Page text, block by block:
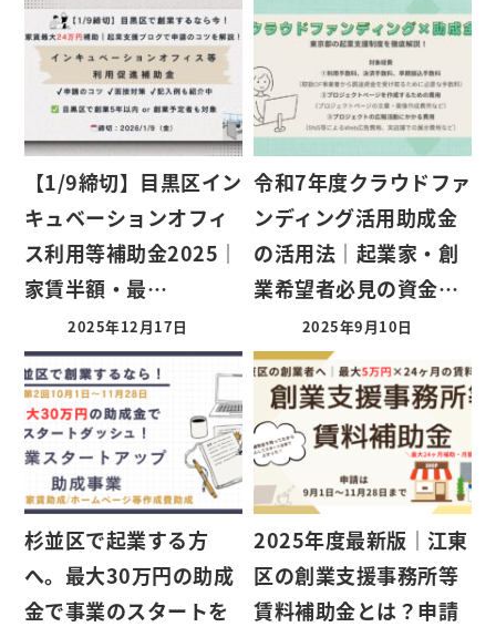
【1/9締切】目黒区イン
キュベーションオフィ
ス利用等補助金2025｜
家賃半額・最…
2025年12月17日
令和7年度クラウドファ
ンディング活用助成金
の活用法｜起業家・創
業希望者必見の資金…
2025年9月10日
杉並区で起業する方
へ。最大30万円の助成
金で事業のスタートを
2025年度最新版｜江東
区の創業支援事務所等
賃料補助金とは？申請